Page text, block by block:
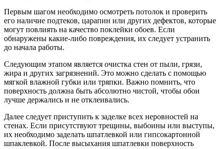
Первым шагом необходимо осмотреть потолок и проверить
его наличие подтеков, царапин или других дефектов, которые
могут повлиять на качество поклейки обоев. Если
обнаружены какие-либо повреждения, их следует устранить
до начала работы.
Следующим этапом является очистка стен от пыли, грязи,
жира и других загрязнений. Это можно сделать с помощью
мягкой влажной губки или тряпки. Важно помнить, что
поверхность должна быть абсолютно чистой, чтобы обои
лучше держались и не отклеивались.
Далее следует приступить к заделке всех неровностей на
стенах. Если присутствуют трещины, выбоины или выступы,
их необходимо заделать шпатлевкой или гипсокартонной
шпаклевкой. После высыхания шпатлевки поверхность